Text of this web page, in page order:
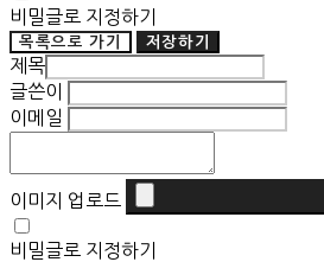
비밀글로 지정하기
목록으로 가기 저장하기
제목
글쓴이
이메일
이미지 업로드
비밀글로 지정하기